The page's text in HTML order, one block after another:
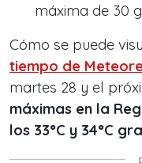
máxima de 30
Cómo se puede
tiempo de
martes 28 y el
máximas en la
los 33°C y 34°C